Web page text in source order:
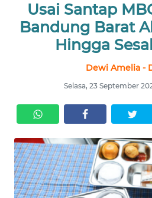
Usai Santap
Bandung Barat
Hingga
Dewi Amelia -
Selasa, 23 September
NASIONAL
KRIMINAL
EKUIN
SAINS-TEKNO